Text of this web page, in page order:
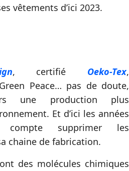
vêtements d’ici 2023.
, certifié Oeko-Tex,
Peace… pas de doute,
une production plus
Et d’ici les années
supprimer les
chaine de fabrication.
des molécules chimiques